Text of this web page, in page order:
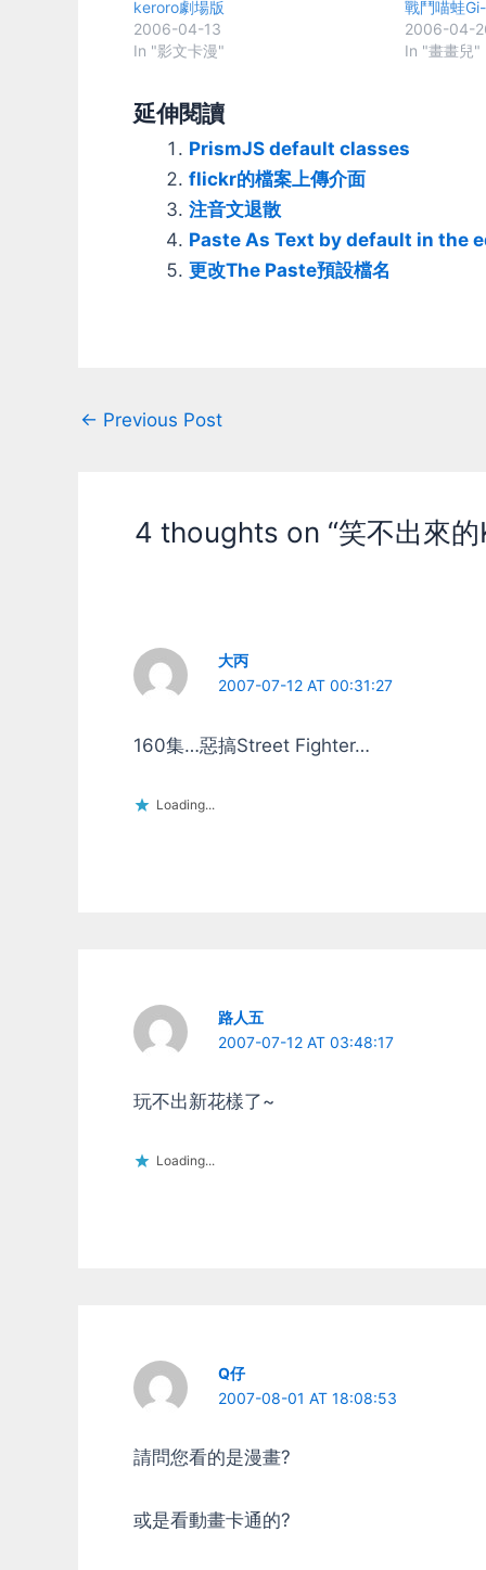
keroro劇場版
2006-04-13
In "影文卡漫"
戰鬥喵蛙
2006-04-
In "畫畫兒"
延伸閱讀
PrismJS default classes
flickr的檔案上傳介面
注音文退散
Paste As Text by default in the
更改The Paste預設檔名
Post
← Previous Post
4 thoughts on “笑不出來
大丙
2007-07-12 AT 00:31:27
160集…惡搞Street Fighter…
Loading...
路人五
2007-07-12 AT 03:48:17
玩不出新花樣了~
Loading...
Q仔
2007-08-01 AT 18:08:53
請問您看的是漫畫?
或是看動畫卡通的?